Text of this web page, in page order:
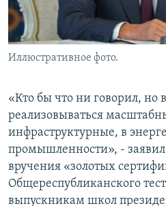
Иллюстративное фото.
«Кто бы что ни говорил, но
реализовываться
инфраструктурные, в
промышленности», -
вручения «золотых
Общереспубликанского
выпускникам школ